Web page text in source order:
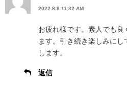
2022.8.8 11:32 AM
お疲れ様です。素人でも
ます。引き続き楽しみに
します。
返信